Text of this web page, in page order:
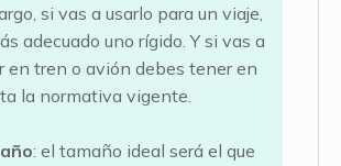
si vas a usarlo para un viaje,
adecuado uno rígido. Y si vas a
en tren o avión debes tener en
la normativa vigente.
: el tamaño ideal será el que